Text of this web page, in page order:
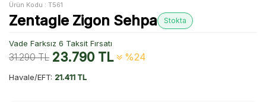
Ürün Kodu : T561
Zentagle Zigon Sehpa Stokta
Vade Farksız 6 Taksit Fırsatı
31.290TL 23.790TL %24
Havale/EFT: 21.411 TL